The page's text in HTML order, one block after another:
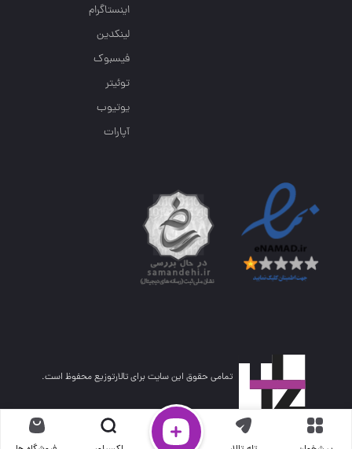
اینستاگرام
لینکدین
فیسبوک
توئیتر
یوتیوب
آپارات
تمامی حقوق این سایت برای تالارتوزیع محفوظ است.